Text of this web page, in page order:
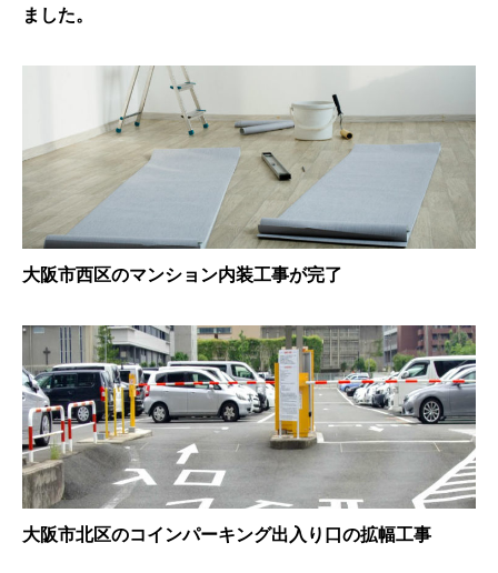
ました。
大阪市西区のマンション内装工事が完了
大阪市北区のコインパーキング出入り口の拡幅工事